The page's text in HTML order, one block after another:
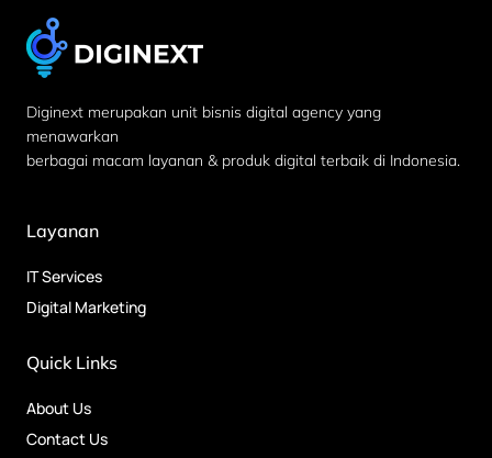
Diginext merupakan unit bisnis digital agency yang
menawarkan
berbagai macam layanan & produk digital terbaik di Indonesia.
Layanan
IT Services
Digital Marketing
Quick Links
About Us
Contact Us